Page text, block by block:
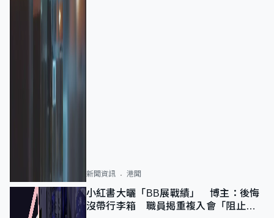
新聞資訊 港聞
小紅書大曬「BB展戰績」 博主：後悔
沒帶行李箱 職員揭重複入會「阻止唔